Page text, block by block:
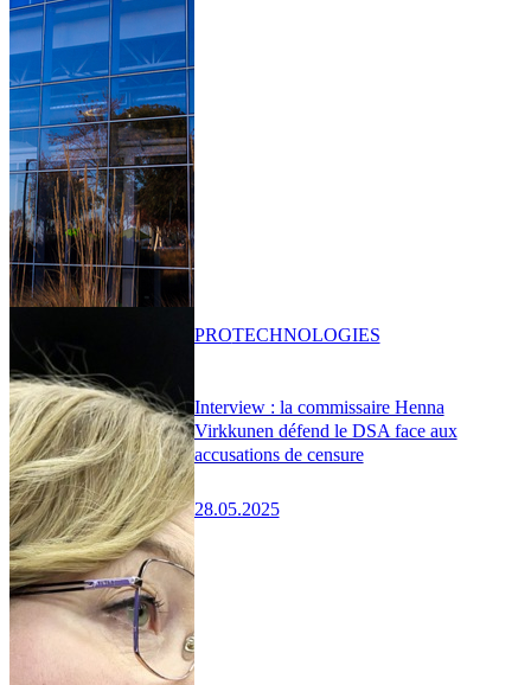
Interview : la commissaire Henna
Virkkunen défend le DSA face aux
accusations de censure
28.05.2025
PROTECHNOLOGIES